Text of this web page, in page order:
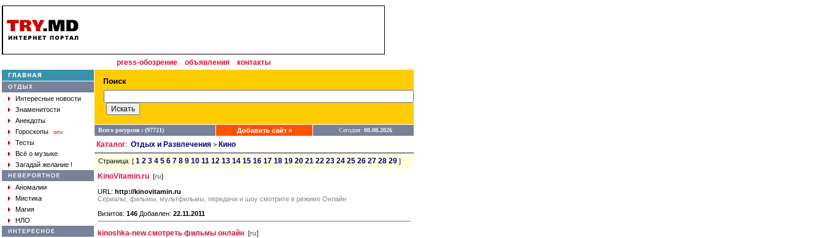
press-обозрение объявления контакты
Интересные новости
Знаменитости
Анекдоты
Гороскопы
new
Тесты
Всё о музыке
Загадай желание !
Аномалии
Мистика
Магия
НЛО
Всего ресурсов : (97721) Добавить сайт » Сегодня: 08.08.2026
Каталог: Отдых и Развлечения > Кино
Страница: [ 1 2 3 4 5 6 7 8 9 10 11 12 13 14 15 16 17 18 19 20 21 22 23 24 25 26 27 28 29 ]
KinoVitamin.ru [ru]
URL: http://kinovitamin.ru
Сериалы, фильмы, мультфильмы, передачи и шоу смотрите в режиме Онлайн
Визитов: 146 Добавлен: 22.11.2011
kinoshka-new смотреть фильмы онлайн [ru]